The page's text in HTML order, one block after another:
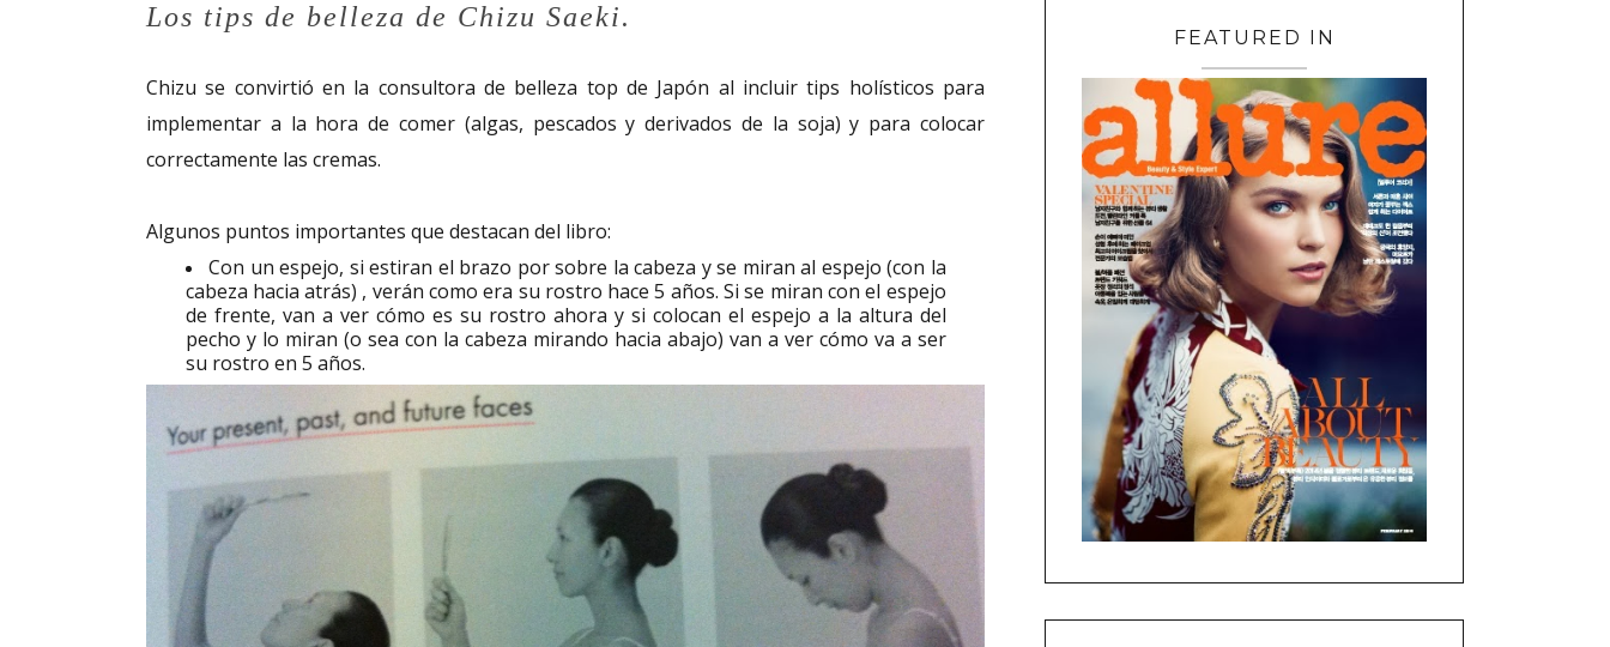
Los tips de belleza de Chizu Saeki.
Chizu se convirtió en la consultora de belleza top de Japón al incluir tips holísticos para
implementar a la hora de comer (algas, pescados y derivados de la soja) y para colocar
correctamente las cremas.
Algunos puntos importantes que destacan del libro:
Con un espejo, si estiran el brazo por sobre la cabeza y se miran al espejo (con la
cabeza hacia atrás) , verán como era su rostro hace 5 años. Si se miran con el espejo
de frente, van a ver cómo es su rostro ahora y si colocan el espejo a la altura del
pecho y lo miran (o sea con la cabeza mirando hacia abajo) van a ver cómo va a ser
su rostro en 5 años.
FEATURED IN